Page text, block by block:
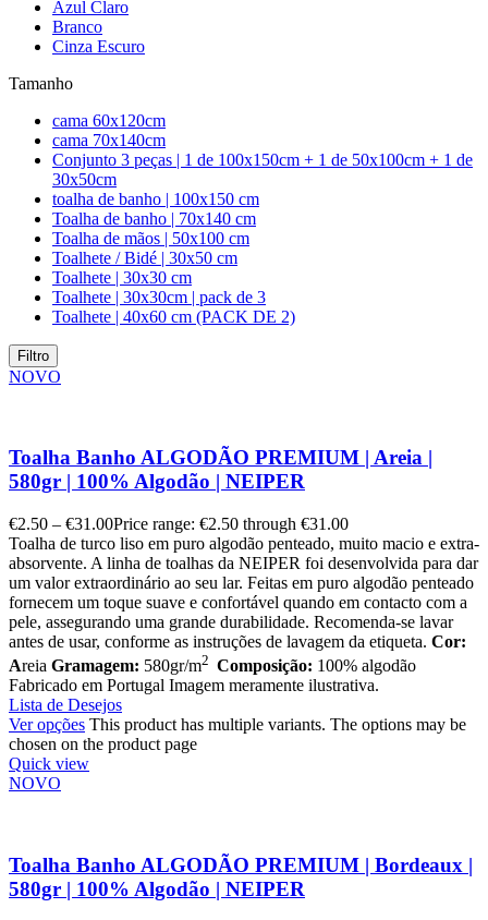
Azul Claro
Branco
Cinza Escuro
Tamanho
cama 60x120cm
cama 70x140cm
Conjunto 3 peças | 1 de 100x150cm + 1 de 50x100cm + 1 de
30x50cm
toalha de banho | 100x150 cm
Toalha de banho | 70x140 cm
Toalha de mãos | 50x100 cm
Toalhete / Bidé | 30x50 cm
Toalhete | 30x30 cm
Toalhete | 30x30cm | pack de 3
Toalhete | 40x60 cm (PACK DE 2)
Filtro
NOVO
Toalha Banho ALGODÃO PREMIUM | Areia |
580gr | 100% Algodão | NEIPER
€2.50 – €31.00Price range: €2.50 through €31.00
Toalha de turco liso em puro algodão penteado, muito macio e extra-
absorvente. A linha de toalhas da NEIPER foi desenvolvida para dar
um valor extraordinário ao seu lar. Feitas em puro algodão penteado
fornecem um toque suave e confortável quando em contacto com a
pele, assegurando uma grande durabilidade. Recomenda-se lavar
antes de usar, conforme as instruções de lavagem da etiqueta. Cor:
Areia Gramagem: 580gr/m2 Composição: 100% algodão
Fabricado em Portugal Imagem meramente ilustrativa.
Lista de Desejos
Ver opções This product has multiple variants. The options may be
chosen on the product page
Quick view
NOVO
Toalha Banho ALGODÃO PREMIUM | Bordeaux |
580gr | 100% Algodão | NEIPER